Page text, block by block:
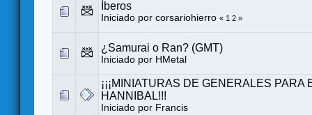
Íberos
Iniciado por corsariohierro « 1 2 »
¿Samurai o Ran? (GMT)
Iniciado por HMetal
¡¡¡MINIATURAS DE GENERALES PARA
HANNIBAL!!!
Iniciado por Francis